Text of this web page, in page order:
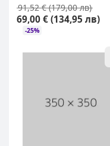
91,52 € (179,00 лв)
69,00 € (134,95 лв)
-25%